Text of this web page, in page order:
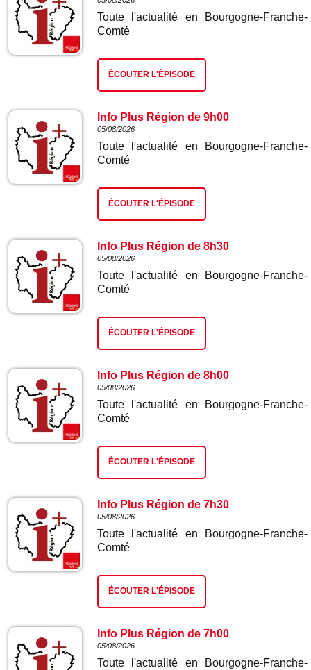
Toute l'actualité en Bourgogne-Franche-
Comté
ÉCOUTER L'ÉPISODE
Info Plus Région de 9h00
05/08/2026
Toute l'actualité en Bourgogne-Franche-
Comté
ÉCOUTER L'ÉPISODE
Info Plus Région de 8h30
05/08/2026
Toute l'actualité en Bourgogne-Franche-
Comté
ÉCOUTER L'ÉPISODE
Info Plus Région de 8h00
05/08/2026
Toute l'actualité en Bourgogne-Franche-
Comté
ÉCOUTER L'ÉPISODE
Info Plus Région de 7h30
05/08/2026
Toute l'actualité en Bourgogne-Franche-
Comté
ÉCOUTER L'ÉPISODE
Info Plus Région de 7h00
05/08/2026
Toute l'actualité en Bourgogne-Franche-